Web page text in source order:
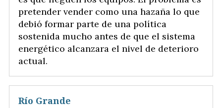
pretender vender como una hazaña lo que
debió formar parte de una política
sostenida mucho antes de que el sistema
energético alcanzara el nivel de deterioro
actual.
Río Grande